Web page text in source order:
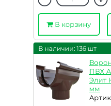
В корзину
В наличии: 136 шт
ПВХ
Элит
мм